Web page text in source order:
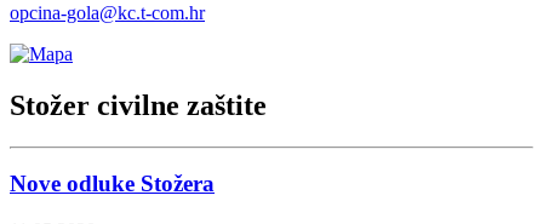
opcina-gola@kc.t-com.hr
Stožer civilne zaštite
Nove odluke Stožera